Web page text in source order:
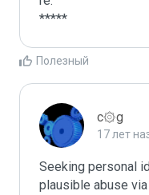
*****
Полезный
c۞g
17 лет
Seeking personal
plausible abuse